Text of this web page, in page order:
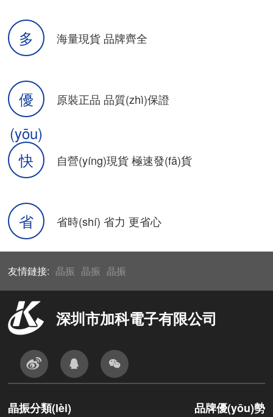
多 海量現貨 品牌齊全
優
(yōu)
原裝正品 品質(zhì)保證
快 自營(yíng)現貨 極速發(fā)貨
省 省時(shí) 省力 更省心
友情鏈接: 晶振 晶振 晶振
深圳市加科電子有限公司
晶振分類(lèi) 品牌優(yōu)勢